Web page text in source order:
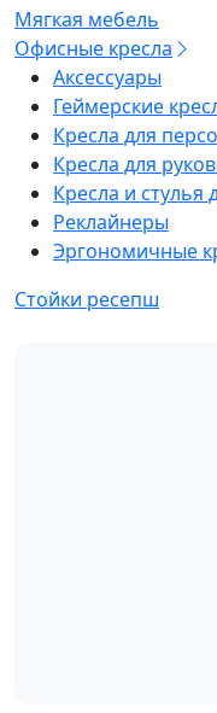
Мягкая мебель
Офисные кресла
Аксессуары
Геймерские
Кресла для
Кресла для
Кресла и стулья
Реклайнеры
Эргономичные
Стойки ресепш